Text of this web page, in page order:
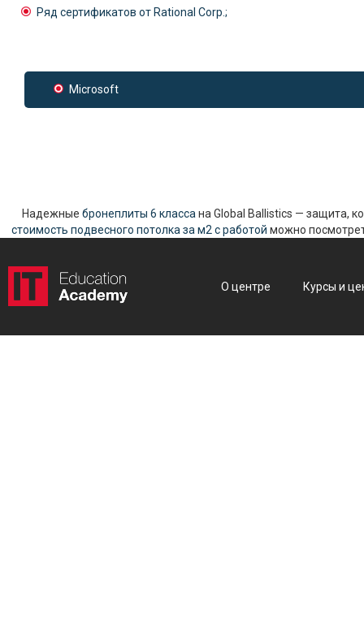
Ряд сертификатов от Rational Corp.;
Microsoft
Надежные бронеплиты 6 класса на Global Ballistics — защита,
стоимость подвесного потолка за м2 с работой можно
О центре Курсы и